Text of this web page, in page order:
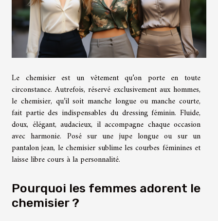
Le chemisier est un vêtement qu’on porte en toute
circonstance. Autrefois, réservé exclusivement aux hommes,
le chemisier, qu’il soit manche longue ou manche courte,
fait partie des indispensables du dressing féminin. Fluide,
doux, élégant, audacieux, il accompagne chaque occasion
avec harmonie. Posé sur une jupe longue ou sur un
pantalon jean, le chemisier sublime les courbes féminines et
laisse libre cours à la personnalité.
Pourquoi les femmes adorent le
chemisier ?